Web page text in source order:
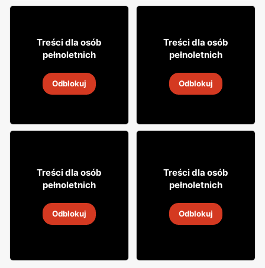
1699
18 sie 2026
Treści dla osób
pełnoletnich
Odblokuj
7 99
18 sie 2026
Treści dla osób
pełnoletnich
Odblokuj
49
Napój alkoholowy Soplica
18 sie 2026
Treści dla osób
pełnoletnich
Odblokuj
2999
Wódka Żołądkowa Gorzka
18 sie 2026
Treści dla osób
pełnoletnich
Odblokuj